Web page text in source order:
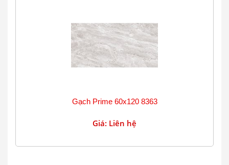
Gạch Prime 60x120 8363
Giá: Liên hệ